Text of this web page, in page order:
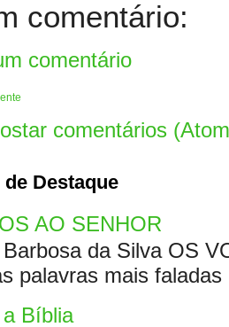
comentário:
comentário
comentários
Destaque
AO SENHOR
da Silva OS
palavras mais
Bíblia